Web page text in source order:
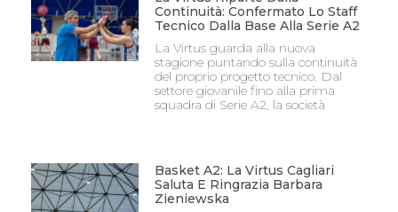
Continuità: Confermato Lo Staff
Tecnico Dalla Base Alla Serie A2
La Virtus guarda alla nuova
stagione puntando sulla continuità
del proprio progetto tecnico. Dal
settore giovanile fino alla prima
squadra di Serie A2, la società
Basket A2: La Virtus Cagliari
Saluta E Ringrazia Barbara
Zieniewska